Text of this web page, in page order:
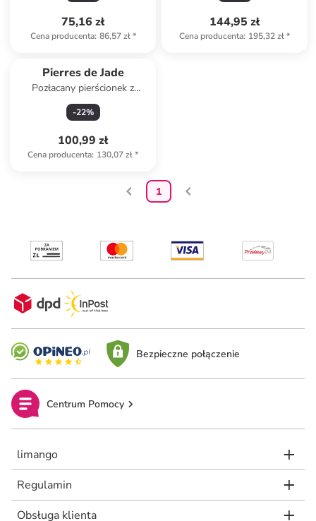
75,16 zł
Cena producenta: 86,57 zł*
144,95 zł
Cena producenta: 195,32 zł*
Pierres de Jade
Pozłacany pierścionek z
agatem
-22%
100,99 zł
Cena producenta: 130,07 zł*
1
Bezpieczne połączenie
Centrum Pomocy
limango
Regulamin
Obsługa klienta